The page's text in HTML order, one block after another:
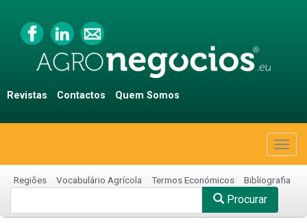
Revistas Contactos Quem Somos
Regiões Vocabulário Agrícola Termos Económicos Bibliografia
Procurar